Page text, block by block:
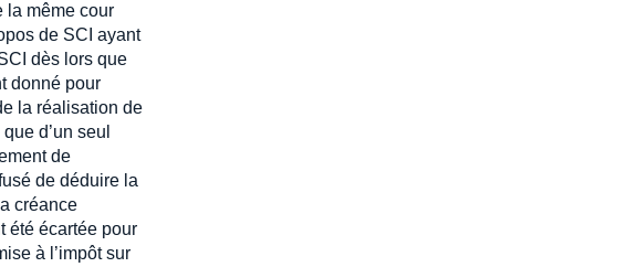
la même cour
de SCI ayant
dès lors que
donné pour
la réalisation de
d’un seul
de
de déduire la
créance
été écartée pour
à l’impôt sur